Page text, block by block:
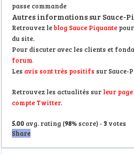
passe commande
Autres informations sur Sauce-
Retrouvez leblog Sauce Piquante
du site.
Pour discuter avec les clients et
forum.
Les avis sont très positifs sur Sauce-
Retrouvez les actualités sur leur
compte Twitter.
5.00 avg. rating (98% score) - 3 votes
Share